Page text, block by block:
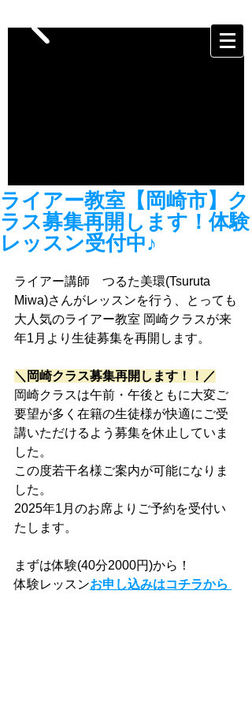
ライアー教室【岡崎市】ク
ラス募集再開します！体験
レッスン受付中♪
ライアー講師　つるた美環(Tsuruta
Miwa)さんがレッスンを行う、とっても
大人気のライアー教室 岡崎クラスが来
年1月より生徒募集を再開します。
＼岡崎クラス募集再開します！！／
岡崎クラスは午前・午後ともに大変ご
要望が多く在籍の生徒様が快適にご受
講いただけるよう募集を休止していま
した。
この度若干名様ご案内が可能になりま
した。
2025年1月のお席よりご予約を受付い
たします。
まずは体験(40分2000円)から！
体験レッスンお申し込みはコチラから